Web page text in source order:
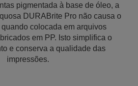
pigmentada à base de óleo, a
DURABrite Pro não causa o
colocada em arquivos
em PP. Isto simplifica o
e conserva a qualidade das
impressões.